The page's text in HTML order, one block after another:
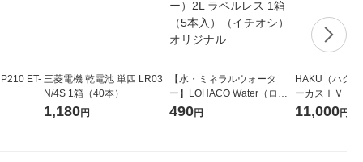
ET- 三菱電機 乾電池 単四 LR03
N/4S 1箱（40本）
1,180円
【水・ミネラルウォータ
ー】LOHACO Water（ロハ
コウォーター）2L ラベルレ
490円
HAKU（ハク
ーカスＩＶ
堂 おまけ付き
11,000円